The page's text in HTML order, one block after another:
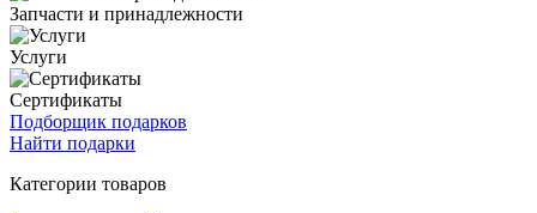
Запчасти и принадлежности
Услуги
Сертификаты
Подборщик подарков
Найти подарки
Категории товаров